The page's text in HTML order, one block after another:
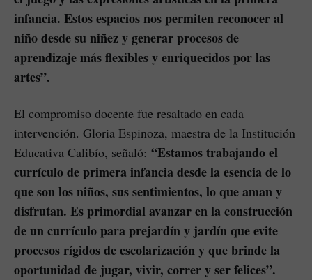
infancia. Estos espacios nos permiten reconocer al
niño desde su niñez y generar procesos de
aprendizaje más flexibles y enriquecidos por las
artes”.
El compromiso docente fue resaltado en cada
intervención. Gloria Espinoza, maestra de la Institución
Educativa Calibío, señaló: “Estamos trabajando el
currículo de primera infancia desde la esencia de lo
que son los niños, sus sentimientos, lo que aman y
disfrutan. Es primordial avanzar en la construcción
de un currículo para prejardín y jardín que evite
procesos rígidos de escolarización y que brinde la
oportunidad de jugar, vivir, correr y ser felices”.